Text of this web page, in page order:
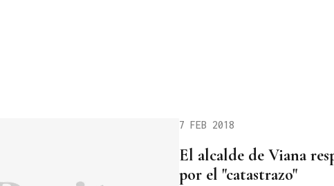
7 FEB 2018
El alcalde de Viana
por el "catastrazo"